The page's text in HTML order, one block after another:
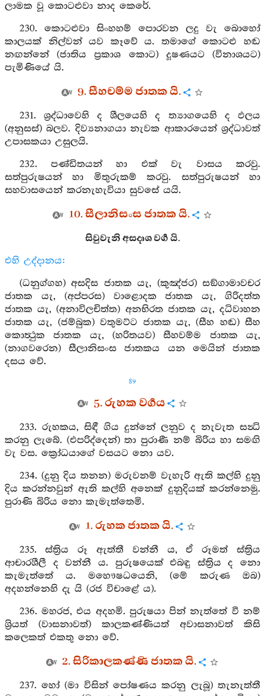
ලාමක වූ කොටළුවා නාද කෙරේ.
230. කොටළුවා සිංහහම් පොරවන ලදු වැ බොහෝ
කාලයක් නිල්වන් යව කෑවේ ය. තමාගේ කොටළු හඬ
නඟන්නේ (ජාතිය ප්‍රකාශ කොට) දූෂණයට (විනාශයට)
පැමිණියේ යි.
9. සීහචම්ම ජාතක යි.
231. ශ්‍රද්ධාවෙහි ද ශීලයෙහි ද ත්‍යාගයෙහි ද ඵලය
(අනුසස්) බලව. දිව්‍යනාගයා නැවක ආකාරයෙන් ශ්‍රද්ධාවත්
උපාසකයා උසුලයි.
232. පණ්ඩිතයන් හා එක් වැ වාසය කරවු.
සත්පුරුෂයන් හා මිතුරුකම් කරවු. සත්පුරුෂයන් හා
සහවාසයෙන් කරනැහැවියා සුවසේ යයි.
10. සීලානිසංස ජාතක යි.
සිවුවැනි අසදෘශ වර්‍ග යි.
එහි උද්දානය:
(ධනුග්ගහ) අසදිස ජාතක යැ, (කුඤ්ජර) සඞ්ගාමාවචර
ජාතක යැ, (අප්පරස) වාළොදක ජාතක යැ, ගිරිදත්ත
ජාතක යැ, (අනාවිලචිත්ත) අනභිරත ජාතක යැ, දධිවාහන
ජාතක යැ, (ජම්බුක) වතුමට්ට ජාතක යැ, (සීහ හඬ) සීහ
කොත්‍ථුක ජාතක යැ, (හරිතයව) සීහවම්ම ජාතක යැ,
(නාගවරෙන) සීලානිසංස ජාතකය යන මෙයින් ජාතක
දසය වේ.
89
5. රුහක වර්‍ගය
233. රුහකය, සිඳී ගිය දුන්නේ ලනුව ද නැවැත සන්‍ධි
කරනු ලැබේ. (එපරිද්දෙන්) තා පුරාණී නම් බිරිය හා සමඟි
වැ වස. ක්‍රෝධයාගේ වසයට නො යව.
234. (දුනු දිය තනන) මරුවනම් වැහැරි ඇති කල්හි දුනු
දිය කරන්නවුන් ඇති කල්හි අනෙක් දුනුදියක් කරන්නෙමු.
පුරාණි බිරිය නො කැමැත්තෙමි.
1. රුහක ජාතක යි.
235. ස්ත්‍රිය රූ ඇත්තී වන්නී ය, ඒ රූමත් ස්ත්‍රිය
ආචාරශීලී ද වන්නී ය. පුරුෂයෙක් එබඳු ස්ත්‍රිය ද නො
කැමැත්තේ ය. මහෞෂධයෙනි, (මේ කරුණ ඔබ)
අදහන්නෙහි දැ යි (රජ විචාළේ ය).
236. මහරජ, එය අදහමි. පුරුෂයා පින් නැත්තේ වී නම්
ශ්‍රියත් (වාසනාවත්) කාලකණ්ණියත් අවාසනාවත් කිසි
කලෙකත් එකතු නො වේ.
2. සිරිකාලකණ්ණි ජාතක යි.
237. හෝ (මා විසින් පෝෂණය කරනු ලැබූ) තැනැත්තී